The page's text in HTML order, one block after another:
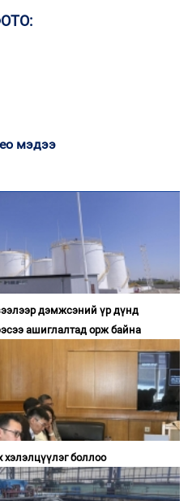
мэдээ
дэмжсэний үр дүнд
ашиглалтад орж байна
хэлэлцүүлэг боллоо